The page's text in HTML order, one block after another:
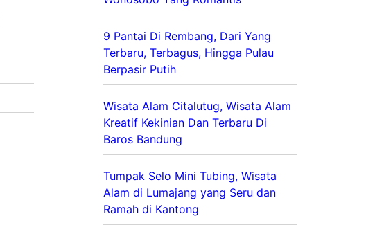
9 Pantai Di Rembang, Dari Yang
Terbaru, Terbagus, Hingga Pulau
Berpasir Putih
Wisata Alam Citalutug, Wisata Alam
Kreatif Kekinian Dan Terbaru Di
Baros Bandung
Tumpak Selo Mini Tubing, Wisata
Alam di Lumajang yang Seru dan
Ramah di Kantong